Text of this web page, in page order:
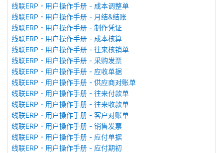
线联ERP - 用户操作手册 - 成本调整单
线联ERP - 用户操作手册 - 月结&结账
线联ERP - 用户操作手册 - 制作凭证
线联ERP - 用户操作手册 - 成本核算
线联ERP - 用户操作手册 - 往来核销单
线联ERP - 用户操作手册 - 采购发票
线联ERP - 用户操作手册 - 应收单据
线联ERP - 用户操作手册 - 供应商对账单
线联ERP - 用户操作手册 - 往来付款单
线联ERP - 用户操作手册 - 往来收款单
线联ERP - 用户操作手册 - 客户对账单
线联ERP - 用户操作手册 - 销售发票
线联ERP - 用户操作手册 - 应付单据
线联ERP - 用户操作手册 - 应付期初